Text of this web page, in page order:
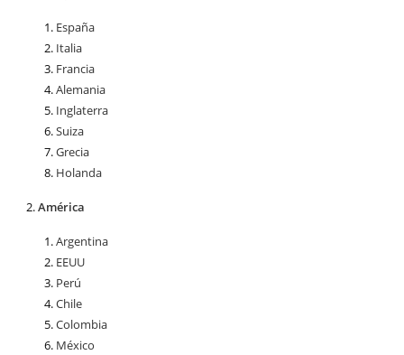
España
Italia
Francia
Alemania
Inglaterra
Suiza
Grecia
Holanda
América
Argentina
EEUU
Perú
Chile
Colombia
México